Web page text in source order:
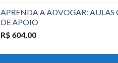
APRENDA A ADVOGAR:
DE APOIO
R$ 604,00